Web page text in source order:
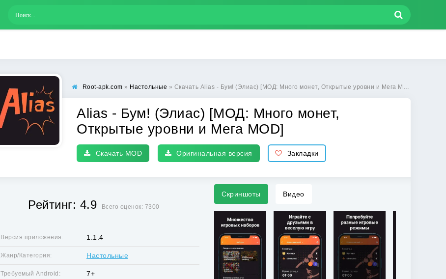
Root-apk.com » Настольные » Скачать Alias - Бум! (Элиас) [МОД: Много монет, Открытые уровни и Мега MOD] | Взлом Alias - Бум! на Андроид
Alias - Бум! (Элиас) [МОД: Много монет,
Открытые уровни и Мега MOD]
Скачать MOD Оригинальная версия Закладки
Рейтинг: 4.9 Всего оценок: 7300
Версия приложения: 1.1.4
Жанр/Категория: Настольные
Требуемый Android: 7+
Скриншоты Видео